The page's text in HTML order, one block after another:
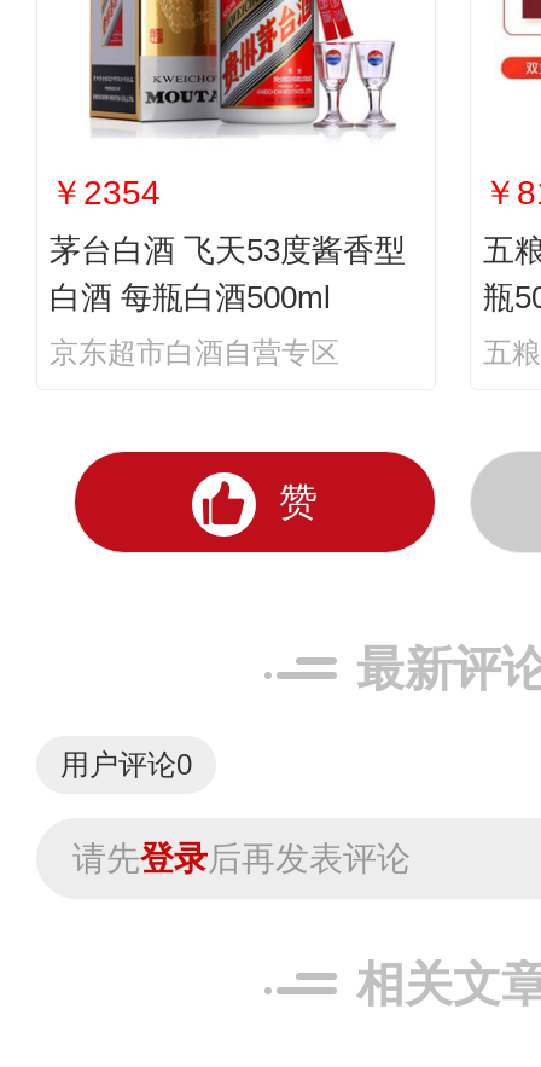
￥2354
茅台白酒 飞天53度酱香型
白酒 每瓶白酒500ml
京东超市白酒自营专区
￥
五
瓶
五
赞
最新评
用户评论0
请先登录后再发表评论
相关文